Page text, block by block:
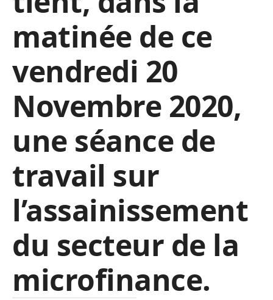
matinée de ce
vendredi 20
Novembre 2020,
une séance de
travail sur
l’assainissement
du secteur de la
microfinance.